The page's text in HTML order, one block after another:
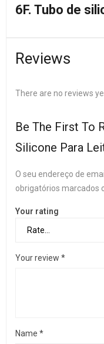
6F. Tubo de
Reviews
There are no reviews
Be The First To
Silicone Para
O seu endereço de
obrigatórios marcados
Your rating
Your review *
Name *